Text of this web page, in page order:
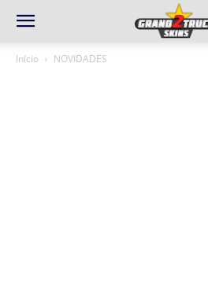
Início NOVIDADES